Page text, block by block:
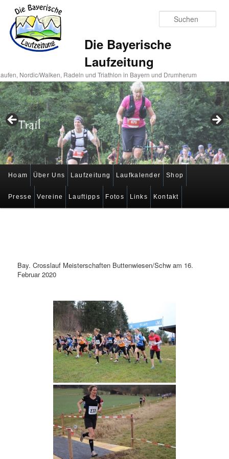
Die Bayerische
Laufzeitung
Nordic/Walken, Radeln und Triathlon in Bayern und Drumherum
Hauptmenü
Zum
primären
Zum
sekundären
Hoam Über Uns Laufzeitung Laufkalender Shop
Presse Vereine Lauftipps Fotos Links Kontakt
Bay. Crosslauf Meisterschaften Buttenwiesen/Schw am 16.
Februar 2020